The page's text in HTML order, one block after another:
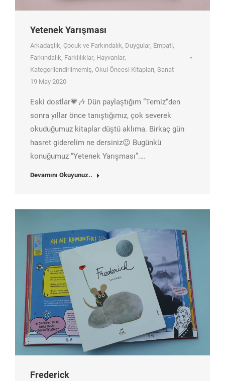
Yetenek Yarışması
Arkadaşlık, Çocuk ve Farkındalık, Duygular, Empati,
Farkındalık, Farklılıklar, Hayvanlar,
Kategorilendirilmemiş, Okul Öncesi Kitapları, Sanat
19 May 2020
Eski dostlar💗🎶 Dün paylaştığım “Temiz“den
sonra yıllar önce tanıştığımız, çok severek
okuduğumuz kitaplar düştü aklıma. Birkaç gün
hasret giderelim ne dersiniz😉 Bugünkü
konuğumuz “Yetenek Yarışması”.…
Devamını Okuyunuz..
Frederick